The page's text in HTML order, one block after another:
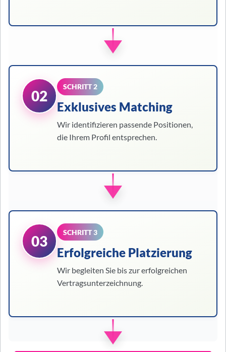
02
SCHRITT 2
Exklusives Matching
Wir identifizieren passende Positionen,
die Ihrem Profil entsprechen.
03
SCHRITT 3
Erfolgreiche Platzierung
Wir begleiten Sie bis zur erfolgreichen
Vertragsunterzeichnung.